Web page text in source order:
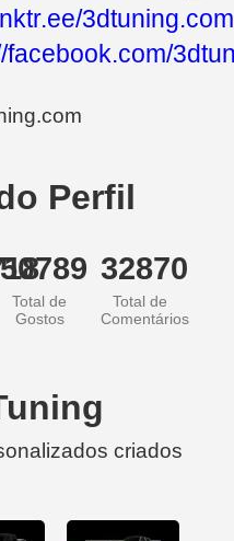
3dtuning.com
facebook.com/
Perfil
50789
Total de
Gostos
32870
Total de
Comentários
criados